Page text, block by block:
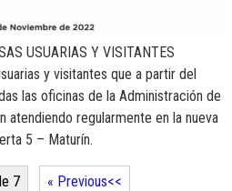
USUARIAS Y VISITANTES
y visitantes que a partir del
las oficinas de la Administración de
atendiendo regularmente en la nueva
5 – Maturín.
7 « Previous